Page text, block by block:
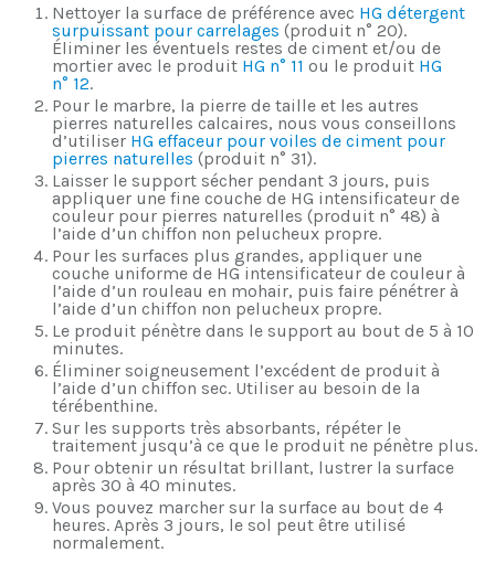
Nettoyer la surface de préférence avec HG détergent
surpuissant pour carrelages (produit n° 20).
Éliminer les éventuels restes de ciment et/ou de
mortier avec le produit HG n° 11 ou le produit HG
n° 12.
Pour le marbre, la pierre de taille et les autres
pierres naturelles calcaires, nous vous conseillons
d’utiliser HG effaceur pour voiles de ciment pour
pierres naturelles (produit n° 31).
Laisser le support sécher pendant 3 jours, puis
appliquer une fine couche de HG intensificateur de
couleur pour pierres naturelles (produit n° 48) à
l’aide d’un chiffon non pelucheux propre.
Pour les surfaces plus grandes, appliquer une
couche uniforme de HG intensificateur de couleur à
l’aide d’un rouleau en mohair, puis faire pénétrer à
l’aide d’un chiffon non pelucheux propre.
Le produit pénètre dans le support au bout de 5 à 10
minutes.
Éliminer soigneusement l’excédent de produit à
l’aide d’un chiffon sec. Utiliser au besoin de la
térébenthine.
Sur les supports très absorbants, répéter le
traitement jusqu’à ce que le produit ne pénètre plus.
Pour obtenir un résultat brillant, lustrer la surface
après 30 à 40 minutes.
Vous pouvez marcher sur la surface au bout de 4
heures. Après 3 jours, le sol peut être utilisé
normalement.